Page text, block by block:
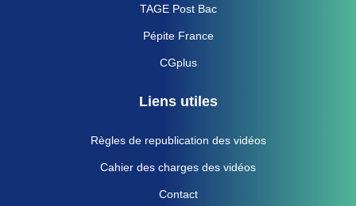
TAGE Post Bac
Pépite France
CGplus
Liens utiles
Règles de republication des vidéos
Cahier des charges des vidéos
Contact